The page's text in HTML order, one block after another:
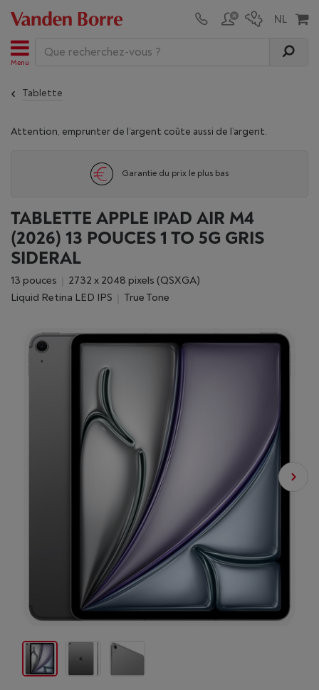
Menu
Tablette
Attention, emprunter de l’argent coûte aussi de l’argent.
Garantie du prix le plus bas
TABLETTE APPLE IPAD AIR M4
(2026) 13 POUCES 1 TO 5G GRIS
SIDERAL
13 pouces
2732 x 2048 pixels (QSXGA)
Liquid Retina LED IPS
True Tone